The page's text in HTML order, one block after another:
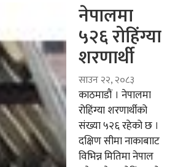
नेपालमा
५२६ रोहिंग्या
शरणार्थी
साउन २२, २०८३
काठमाडौं । नेपालमा
रोहिंग्या शरणार्थीको
संख्या ५२६ रहेको छ ।
दक्षिण सीमा नाकाबााट
विभिन्न मितिमा नेपाल